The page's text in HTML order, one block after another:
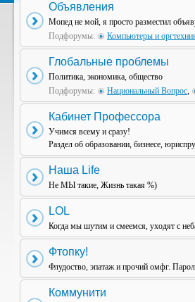
Объявления
Мопед не мой, я просто разместил
Подфорумы:
Компьютеры и
Глобальные проблемы
Политика, экономика, общество
Подфорумы:
Национальный Вопрос,
Кабинет Профессора
Учимся всему и сразу!
Раздел об образовании, бизнесе,
Наша Life
Не МЫ такие, Жизнь такая %)
LOL
Когда мы шутим и смеемся, уходят с
Фтопку!
Флудоство, эпатаж и прочий омфг.
Коммунити